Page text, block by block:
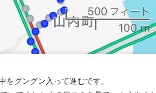
グングン入って進むです。